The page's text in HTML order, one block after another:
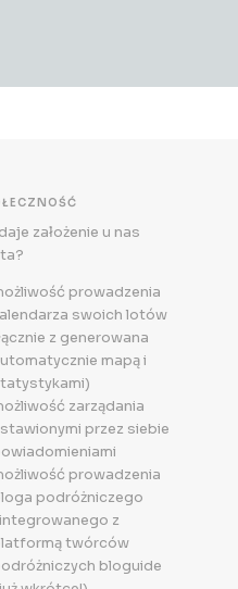
założenie u nas
prowadzenia
swoich lotów
z generowana
mapą i
zarządania
przez siebie
prowadzenia
podróżniczego
z
twórców
bloguide